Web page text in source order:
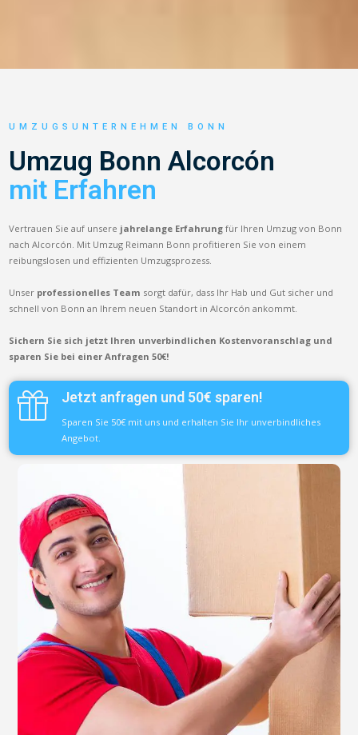
UMZUGSUNTERNEHMEN BONN
Umzug Bonn Alcorcón
mit Erfahren
Vertrauen Sie auf unsere jahrelange Erfahrung für Ihren Umzug von Bonn
nach Alcorcón. Mit Umzug Reimann Bonn profitieren Sie von einem
reibungslosen und effizienten Umzugsprozess.
Unser professionelles Team sorgt dafür, dass Ihr Hab und Gut sicher und
schnell von Bonn an Ihrem neuen Standort in Alcorcón ankommt.
Sichern Sie sich jetzt Ihren unverbindlichen Kostenvoranschlag und
sparen Sie bei einer Anfragen 50€!
Jetzt anfragen und 50€ sparen!
Sparen Sie 50€ mit uns und erhalten Sie Ihr unverbindliches
Angebot.